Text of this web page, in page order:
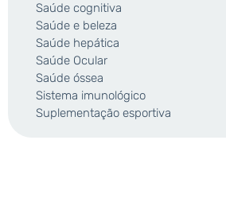
Saúde cognitiva
Saúde e beleza
Saúde hepática
Saúde Ocular
Saúde óssea
Sistema imunológico
Suplementação esportiva